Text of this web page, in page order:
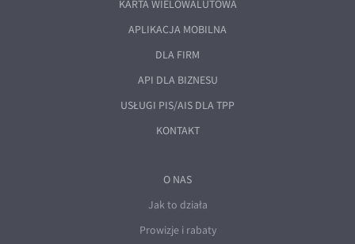
KARTA WIELOWALUTOWA
APLIKACJA MOBILNA
DLA FIRM
API DLA BIZNESU
USŁUGI PIS/AIS DLA TPP
KONTAKT
O NAS
Jak to działa
Prowizje i rabaty